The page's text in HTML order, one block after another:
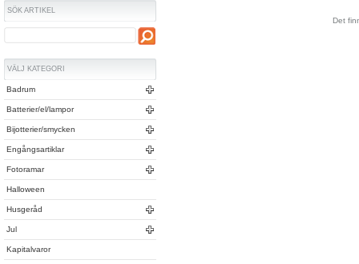
SÖK ARTIKEL
VÄLJ KATEGORI
Badrum
Batterier/el/lampor
Bijotterier/smycken
Engångsartiklar
Fotoramar
Halloween
Husgeråd
Jul
Kapitalvaror
Det